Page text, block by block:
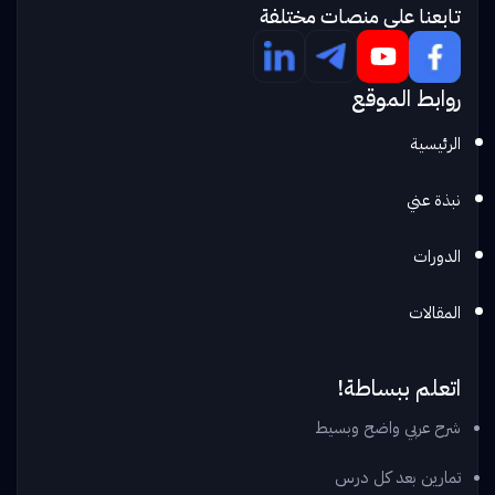
تابعنا علي منصات مختلفة
روابط الموقع
الرئيسية
نبذة عني
الدورات
المقالات
اتعلم ببساطة!
شرح عربي واضح وبسيط
تمارين بعد كل درس